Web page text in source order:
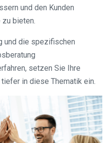
und den Kunden
bieten.
und die spezifischen
setzen Sie Ihre
in diese Thematik ein.